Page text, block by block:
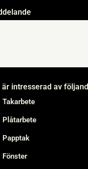
är intresserad av
Takarbete
Plåtarbete
Papptak
Fönster